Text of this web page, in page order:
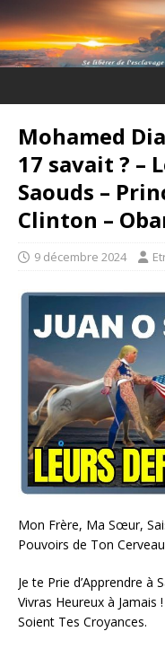
Mohamed
17 savait ? –
Saouds –
Clinton –
9 décembre 2024
Mon Frère, Ma Sœur,
Pouvoirs de Ton
Je te Prie d’Apprendre à
Vivras Heureux à Jamais
Soient Tes Croyances.